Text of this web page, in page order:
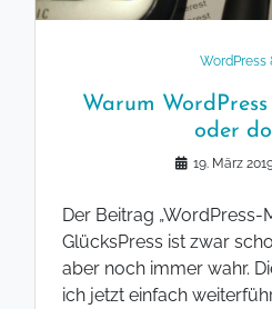
WordPress
Warum
oder
19. März
Der Beitrag „WordPress-
GlücksPress ist zwar
aber noch immer wahr.
ich jetzt einfach